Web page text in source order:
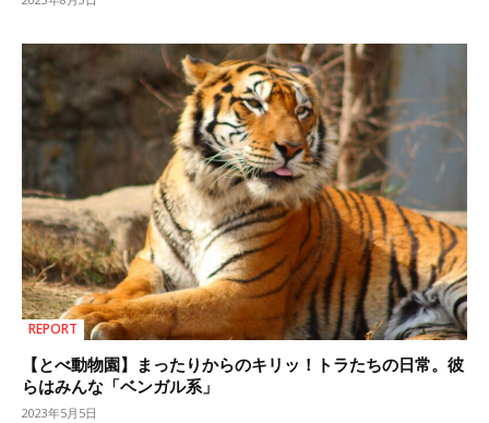
REPORT
【とべ動物園】まったりからのキリッ！トラたちの日常。彼
らはみんな「ベンガル系」
2023年5月5日